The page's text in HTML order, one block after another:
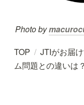
Photo by
TOP / JTIがお届
ム問題との違いは